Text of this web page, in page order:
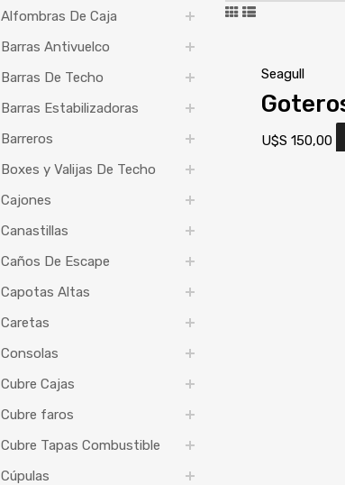
Seagull
U$S 150,00
Alfombras De Caja
Barras Antivuelco
Barras De Techo
Barras Estabilizadoras
Barreros
Boxes y Valijas De Techo
Cajones
Canastillas
Caños De Escape
Capotas Altas
Caretas
Consolas
Cubre Cajas
Cubre faros
Cubre Tapas Combustible
Cúpulas